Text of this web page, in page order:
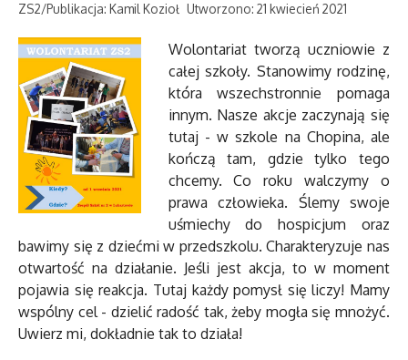
ZS2/Publikacja: Kamil Kozioł Utworzono: 21 kwiecień 2021
Wolontariat tworzą uczniowie z
całej szkoły. Stanowimy rodzinę,
która wszechstronnie pomaga
innym. Nasze akcje zaczynają się
tutaj - w szkole na Chopina, ale
kończą tam, gdzie tylko tego
chcemy. Co roku walczymy o
prawa człowieka. Ślemy swoje
uśmiechy do hospicjum oraz
bawimy się z dziećmi w przedszkolu. Charakteryzuje nas
otwartość na działanie. Jeśli jest akcja, to w moment
pojawia się reakcja. Tutaj każdy pomysł się liczy! Mamy
wspólny cel - dzielić radość tak, żeby mogła się mnożyć.
Uwierz mi, dokładnie tak to działa!